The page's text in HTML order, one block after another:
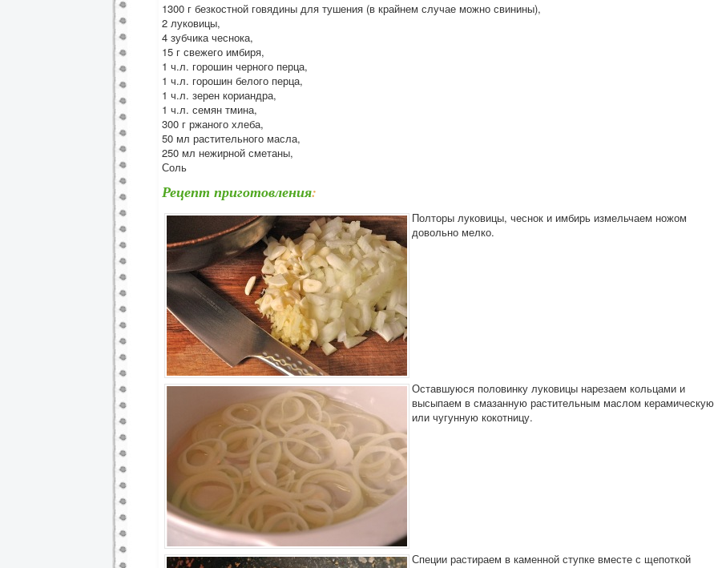
1300 г безкостной говядины для тушения (в крайнем случае можно свинины),
2 луковицы,
4 зубчика чеснока,
15 г свежего имбиря,
1 ч.л. горошин черного перца,
1 ч.л. горошин белого перца,
1 ч.л. зерен кориандра,
1 ч.л. семян тмина,
300 г ржаного хлеба,
50 мл растительного масла,
250 мл нежирной сметаны,
Соль
Рецепт приготовления:
Полторы луковицы, чеснок и имбирь измельчаем ножом
довольно мелко.
Оставшуюся половинку луковицы нарезаем кольцами и
высыпаем в смазанную растительным маслом керамическую
или чугунную кокотницу.
Специи растираем в каменной ступке вместе с щепоткой